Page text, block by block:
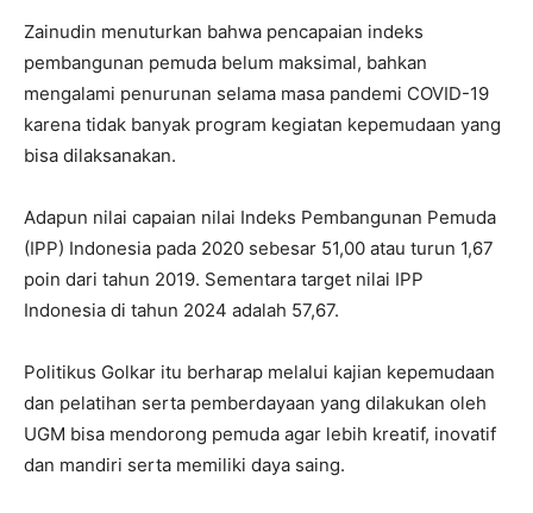
Zainudin menuturkan bahwa pencapaian indeks
pembangunan pemuda belum maksimal, bahkan
mengalami penurunan selama masa pandemi COVID-19
karena tidak banyak program kegiatan kepemudaan yang
bisa dilaksanakan.
Adapun nilai capaian nilai Indeks Pembangunan Pemuda
(IPP) Indonesia pada 2020 sebesar 51,00 atau turun 1,67
poin dari tahun 2019. Sementara target nilai IPP
Indonesia di tahun 2024 adalah 57,67.
Politikus Golkar itu berharap melalui kajian kepemudaan
dan pelatihan serta pemberdayaan yang dilakukan oleh
UGM bisa mendorong pemuda agar lebih kreatif, inovatif
dan mandiri serta memiliki daya saing.